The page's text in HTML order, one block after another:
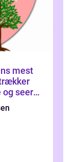
mest
seere